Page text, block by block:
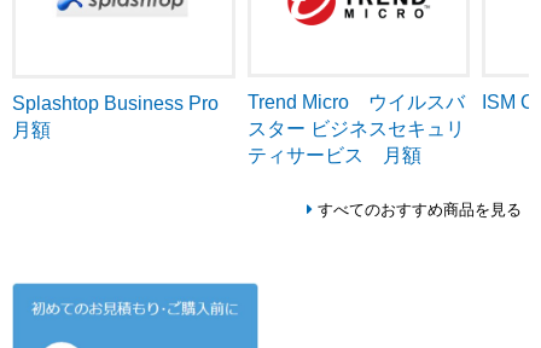
Splashtop Business Pro
月額
Trend Micro ウイルスバ
スター ビジネスセキュリ
ティサービス 月額
ISM
すべてのおすすめ商品を見る